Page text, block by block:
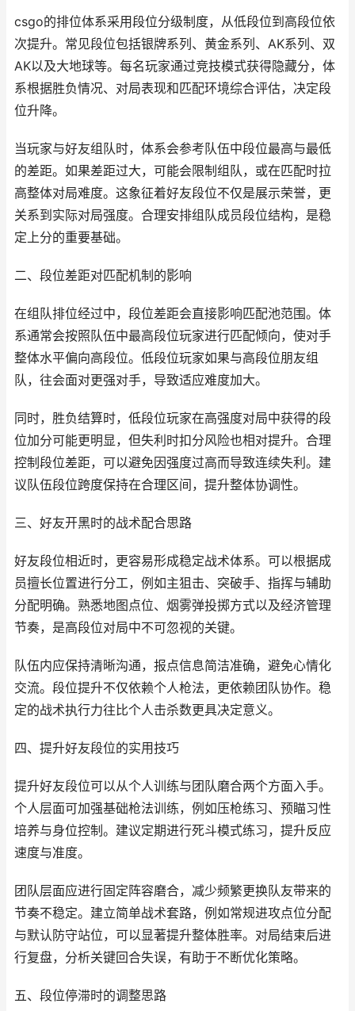
csgo的排位体系采用段位分级制度，从低段位到高段位依
次提升。常见段位包括银牌系列、黄金系列、AK系列、双
AK以及大地球等。每名玩家通过竞技模式获得隐藏分，体
系根据胜负情况、对局表现和匹配环境综合评估，决定段
位升降。
当玩家与好友组队时，体系会参考队伍中段位最高与最低
的差距。如果差距过大，可能会限制组队，或在匹配时拉
高整体对局难度。这象征着好友段位不仅是展示荣誉，更
关系到实际对局强度。合理安排组队成员段位结构，是稳
定上分的重要基础。
二、段位差距对匹配机制的影响
在组队排位经过中，段位差距会直接影响匹配池范围。体
系通常会按照队伍中最高段位玩家进行匹配倾向，使对手
整体水平偏向高段位。低段位玩家如果与高段位朋友组
队，往会面对更强对手，导致适应难度加大。
同时，胜负结算时，低段位玩家在高强度对局中获得的段
位加分可能更明显，但失利时扣分风险也相对提升。合理
控制段位差距，可以避免因强度过高而导致连续失利。建
议队伍段位跨度保持在合理区间，提升整体协调性。
三、好友开黑时的战术配合思路
好友段位相近时，更容易形成稳定战术体系。可以根据成
员擅长位置进行分工，例如主狙击、突破手、指挥与辅助
分配明确。熟悉地图点位、烟雾弹投掷方式以及经济管理
节奏，是高段位对局中不可忽视的关键。
队伍内应保持清晰沟通，报点信息简洁准确，避免心情化
交流。段位提升不仅依赖个人枪法，更依赖团队协作。稳
定的战术执行力往比个人击杀数更具决定意义。
四、提升好友段位的实用技巧
提升好友段位可以从个人训练与团队磨合两个方面入手。
个人层面可加强基础枪法训练，例如压枪练习、预瞄习性
培养与身位控制。建议定期进行死斗模式练习，提升反应
速度与准度。
团队层面应进行固定阵容磨合，减少频繁更换队友带来的
节奏不稳定。建立简单战术套路，例如常规进攻点位分配
与默认防守站位，可以显著提升整体胜率。对局结束后进
行复盘，分析关键回合失误，有助于不断优化策略。
五、段位停滞时的调整思路